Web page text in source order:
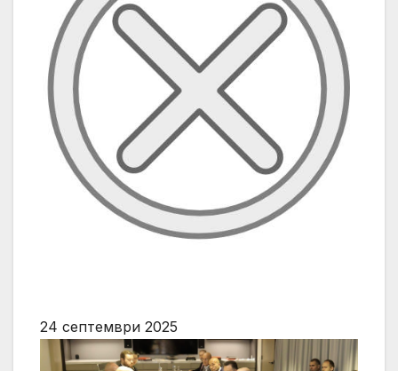
24 септември 2025